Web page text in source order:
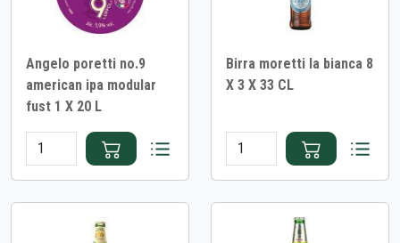
Angelo poretti no.9
american ipa modular
fust 1 X 20 L
Birra moretti la bianca 8
X 3 X 33 CL